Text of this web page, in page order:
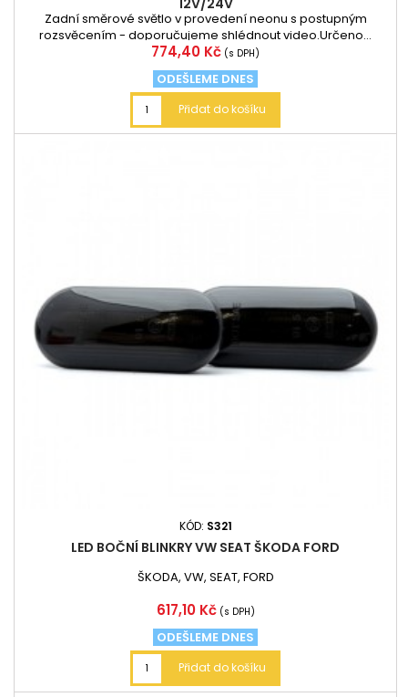
12V/24V
Zadní směrové světlo v provedení neonu s postupným
rozsvěcením - doporučujeme shlédnout video.Určeno...
Cena
774,40 Kč (s DPH)
ODEŠLEME DNES
Přidat do košíku
KÓD: S321
LED BOČNÍ BLINKRY VW SEAT ŠKODA FORD
ŠKODA, VW, SEAT, FORD
Cena
617,10 Kč (s DPH)
ODEŠLEME DNES
Přidat do košíku